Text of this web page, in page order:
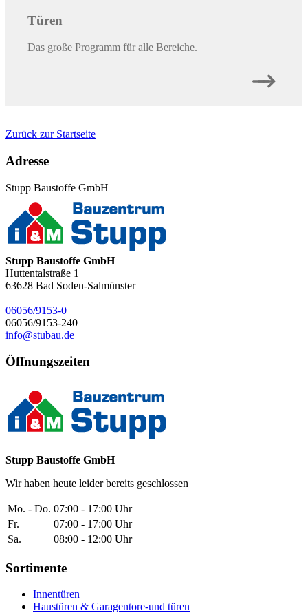
Türen
Das große Programm für alle Bereiche.
Zurück zur Startseite
Adresse
Stupp Baustoffe GmbH
Stupp Baustoffe GmbH
Huttentalstraße 1
63628 Bad Soden-Salmünster
06056/9153-0
06056/9153-240
info@stubau.de
Öffnungszeiten
Stupp Baustoffe GmbH
Wir haben heute leider bereits geschlossen
Mo. - Do. 07:00 - 17:00 Uhr
Fr.
07:00 - 17:00 Uhr
Sa.
08:00 - 12:00 Uhr
Sortimente
Innentüren
Haustüren & Garagentore-und türen